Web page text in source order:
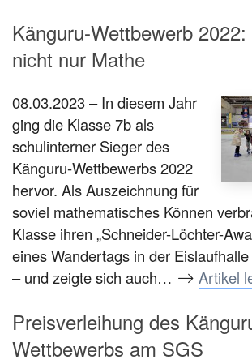
Känguru-Wettbewerb
nicht nur Mathe
08.03.2023 – In diesem Jahr
ging die Klasse 7b als
schulinterner Sieger des
Känguru-Wettbewerbs 2022
hervor. Als Auszeichnung für
soviel mathematisches Können
Klasse ihren „Schneider-Löchter-
eines Wandertags in der
– und zeigte sich auch…
Artikel
Preisverleihung des
Wettbewerbs am SGS